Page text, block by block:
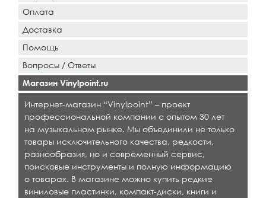
Оплата
Доставка
Помощь
Вопросы / Ответы
Магазин Vinylpoint.ru
Интернет-магазин “Vinylpoint” – проект
профессиональной компании с опытом 30 лет
на музыкальном рынке. Мы объединили не только
товары исключительного качества, редкости,
разнообразия, но и современный сервис,
поисковые инструменты и полную информацию
о товарах. В магазине можно купить редкие
виниловые пластинки, компакт-диски, книги и